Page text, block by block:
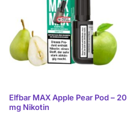
Elfbar MAX Apple Pear Pod – 20
mg Nikotin